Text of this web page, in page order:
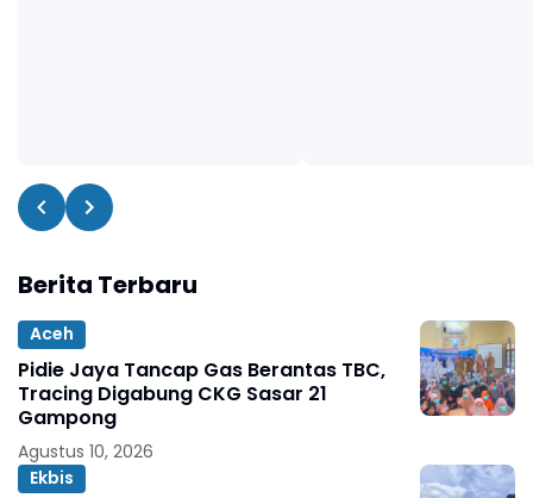
Berita Terbaru
Aceh
Pidie Jaya Tancap Gas Berantas TBC,
Tracing Digabung CKG Sasar 21
Gampong
Agustus 10, 2026
Ekbis